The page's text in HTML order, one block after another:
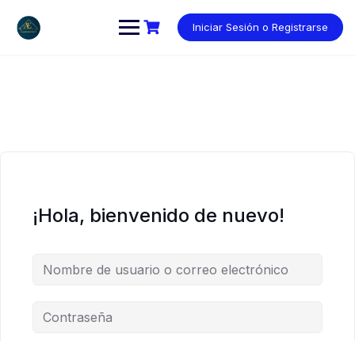
contenido
Iniciar Sesión o Registrarse
¡Hola, bienvenido de nuevo!